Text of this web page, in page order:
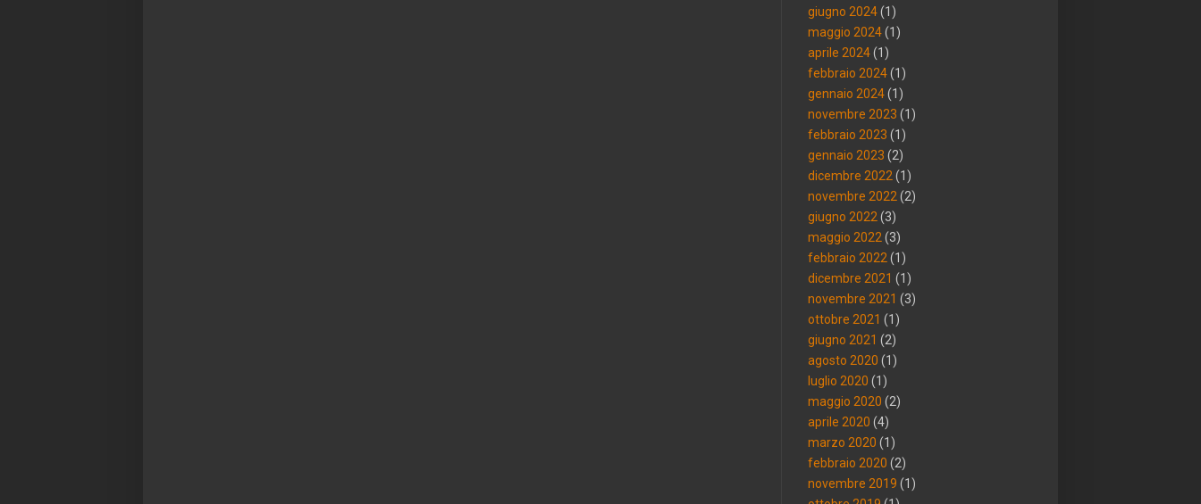
giugno 2024(1)
maggio 2024(1)
aprile 2024(1)
febbraio 2024(1)
gennaio 2024(1)
novembre 2023 (1)
febbraio 2023 (1)
gennaio 2023 (2)
dicembre 2022 (1)
novembre 2022 (2)
giugno 2022 (3)
maggio 2022 (3)
febbraio 2022 (1)
dicembre 2021 (1)
novembre 2021 (3)
ottobre 2021 (1)
giugno 2021 (2)
agosto 2020 (1)
luglio 2020 (1)
maggio 2020 (2)
aprile 2020 (4)
marzo 2020 (1)
febbraio 2020 (2)
novembre 2019 (1)